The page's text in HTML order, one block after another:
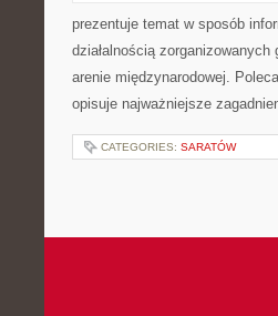
prezentuje temat w sposób
działalnością
arenie międzynarodowej.
opisuje najważniejsze
CATEGORIES: SARATÓW